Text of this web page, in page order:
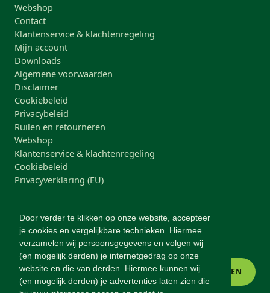
Door verder te klikken op onze website, accepteer
je cookies en vergelijkbare technieken. Hiermee
verzamelen wij persoonsgegevens en volgen wij
(en mogelijk derden) je internetgedrag op onze
website en die van derden. Hiermee kunnen wij
(en mogelijk derden) je advertenties laten zien die
Webshop
Contact
Klantenservice & klachtenregeling
Mijn account
Downloads
Algemene voorwaarden
Disclaimer
Cookiebeleid
Privacybeleid
Ruilen en retourneren
Webshop
Klantenservice & klachtenregeling
Cookiebeleid
Privacyverklaring (EU)
Blijf op de hoogte van nieuwe producten, acties en
gezonde-voeding-tips.
INSCHRIJVEN